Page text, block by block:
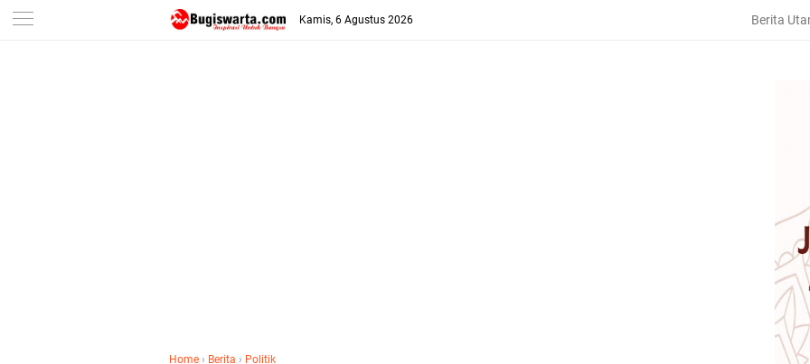
-->
Kamis, 6 Agustus 2026 Berita
Home › Berita › Politik